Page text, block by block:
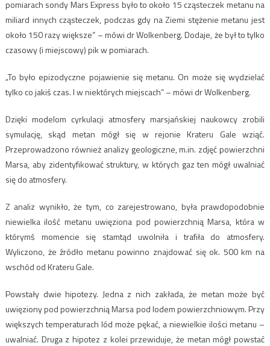
pomiarach sondy Mars Express było to około 15 cząsteczek metanu na
miliard innych cząsteczek, podczas gdy na Ziemi stężenie metanu jest
około 150 razy większe” – mówi dr Wolkenberg. Dodaje, że był to tylko
czasowy (i miejscowy) pik w pomiarach.
„To było epizodyczne pojawienie się metanu. On może się wydzielać
tylko co jakiś czas. I w niektórych miejscach” – mówi dr Wolkenberg.
Dzięki modelom cyrkulacji atmosfery marsjańskiej naukowcy zrobili
symulację, skąd metan mógł się w rejonie Krateru Gale wziąć.
Przeprowadzono również analizy geologiczne, m.in. zdjęć powierzchni
Marsa, aby zidentyfikować struktury, w których gaz ten mógł uwalniać
się do atmosfery.
Z analiz wynikło, że tym, co zarejestrowano, była prawdopodobnie
niewielka ilość metanu uwięziona pod powierzchnią Marsa, która w
którymś momencie się stamtąd uwolniła i trafiła do atmosfery.
Wyliczono, że źródło metanu powinno znajdować się ok. 500 km na
wschód od Krateru Gale.
Powstały dwie hipotezy. Jedna z nich zakłada, że metan może być
uwięziony pod powierzchnią Marsa pod lodem powierzchniowym. Przy
większych temperaturach lód może pękać, a niewielkie ilości metanu –
uwalniać. Druga z hipotez z kolei przewiduje, że metan mógł powstać